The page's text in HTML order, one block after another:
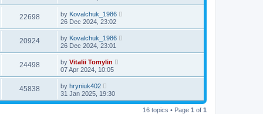
22698 by Kovalchuk_1986
26 Dec 2024, 23:02
20924 by Kovalchuk_1986
26 Dec 2024, 23:01
24498 by Vitalii Tomylin
07 Apr 2024, 10:05
45838 by hryniuk402
31 Jan 2025, 19:30
16 topics • Page 1 of 1